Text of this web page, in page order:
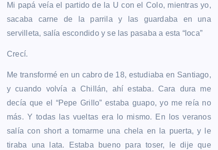
Mi papá veía el partido de la U con el Colo, mientras yo,
sacaba carne de la parrila y las guardaba en una
servilleta, salía escondido y se las pasaba a esta “loca”
Crecí.
Me transformé en un cabro de 18, estudiaba en Santiago,
y cuando volvía a Chillán, ahí estaba. Cara dura me
decía que el “Pepe Grillo” estaba guapo, yo me reía no
más. Y todas las vueltas era lo mismo. En los veranos
salía con short a tomarme una chela en la puerta, y le
tiraba una lata. Estaba bueno para toser, le dije que